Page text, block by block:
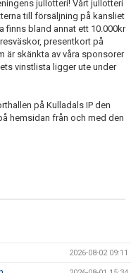
jullotteri! Vårt jullotteri
till försäljning på kansliet
finns bland annat ett 10.000kr
presentkort på
är skänkta av våra sponsorer
vinstlista ligger ute under
på Kulladals IP den
hemsidan från och med den
2026-08-02 09:11